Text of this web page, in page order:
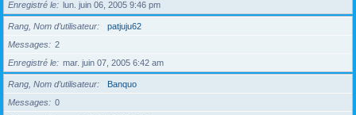
Enregistré le
lun. juin 06, 2005 9:46 pm
Rang, Nom d’utilisateur
patjuju62
Messages
2
Enregistré le
mar. juin 07, 2005 6:42 am
Rang, Nom d’utilisateur
Banquo
Messages
0